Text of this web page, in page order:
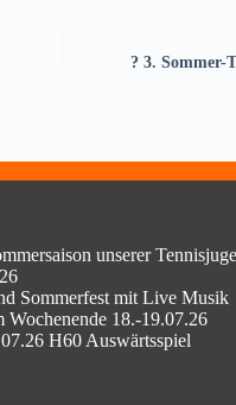
? 3. Sommer-
unserer
Sommerfest mit Live Musik
Wochenende 18.-19.07.26
H60 Auswärtsspiel